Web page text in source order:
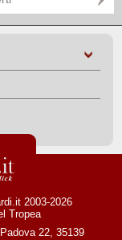
2003-2026
Tropea
22, 35139